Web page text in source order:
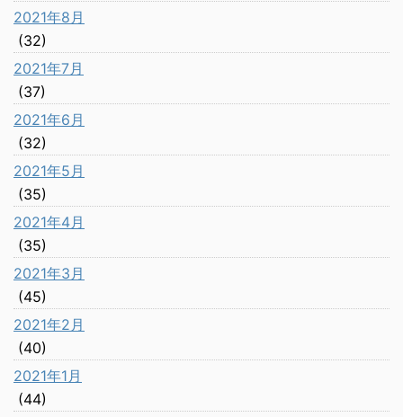
2021年8月
(32)
2021年7月
(37)
2021年6月
(32)
2021年5月
(35)
2021年4月
(35)
2021年3月
(45)
2021年2月
(40)
2021年1月
(44)